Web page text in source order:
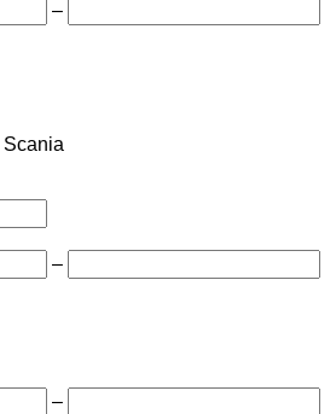
–
Scania
–
–